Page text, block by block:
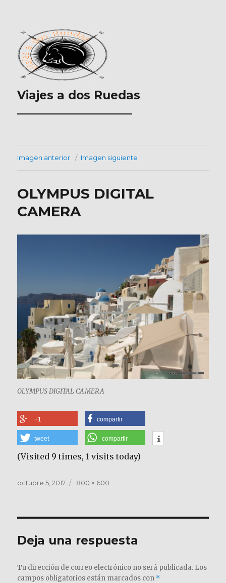
Viajes a dos Ruedas
___________________
Imagen anterior Imagen siguiente
OLYMPUS DIGITAL
CAMERA
OLYMPUS DIGITAL CAMERA
+1 compartir
tweet compartir
(Visited 9 times, 1 visits today)
Publicado
octubre 5, 2017
Tamaño
800 × 600
Deja una respuesta
Tu dirección de correo electrónico no será publicada. Los
campos obligatorios están marcados con *